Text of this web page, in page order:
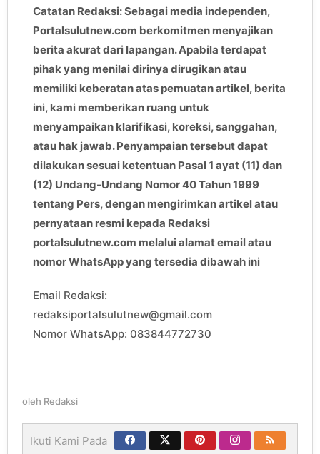
Catatan Redaksi: Sebagai media independen,
Portalsulutnew.com berkomitmen menyajikan
berita akurat dari lapangan. Apabila terdapat
pihak yang menilai dirinya dirugikan atau
memiliki keberatan atas pemuatan artikel, berita
ini, kami memberikan ruang untuk
menyampaikan klarifikasi, koreksi, sanggahan,
atau hak jawab. Penyampaian tersebut dapat
dilakukan sesuai ketentuan Pasal 1 ayat (11) dan
(12) Undang-Undang Nomor 40 Tahun 1999
tentang Pers, dengan mengirimkan artikel atau
pernyataan resmi kepada Redaksi
portalsulutnew.com melalui alamat email atau
nomor WhatsApp yang tersedia dibawah ini
Email Redaksi:
redaksiportalsulutnew@gmail.com
Nomor WhatsApp: 083844772730
oleh Redaksi
Ikuti Kami Pada